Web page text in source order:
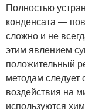
Полностью
конденсата —
сложно и не
этим явлением
положительный
методам следует
воздействия на
используются